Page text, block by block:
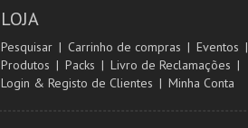
LOJA
Pesquisar Carrinho de compras Eventos
Produtos
Packs
Livro de Reclamações
Login & Registo de Clientes
Minha Conta